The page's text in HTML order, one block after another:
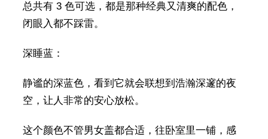
总共有 3 色可选，都是那种经典又清爽的配色，
闭眼入都不踩雷。
深睡蓝：
静谧的深蓝色，看到它就会联想到浩瀚深邃的夜
空，让人非常的安心放松。
这个颜色不管男女盖都合适，往卧室里一铺，感